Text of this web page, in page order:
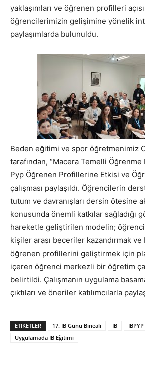
yaklaşımları ve öğrenen profilleri
öğrencilerimizin gelişimine yönelik
paylaşımlarda bulunuldu.
Beden eğitimi ve spor öğretmenimiz
tarafından, “Macera Temelli
Pyp Öğrenen Profillerine Etkisi ve
çalışması paylaşıldı. Öğrencilerin
tutum ve davranışları dersin ötesine
konusunda önemli katkılar sağladığı
hareketle geliştirilen modelin;
kişiler arası beceriler kazandırmak ve
öğrenen profillerini geliştirmek için
içeren öğrenci merkezli bir öğretim
belirtildi. Çalışmanın uygulama
çıktıları ve öneriler katılımcılarla
ETIKETLER 17. IB Günü Bineali IB
IBPYP
Uygulamada IB Eğitimi